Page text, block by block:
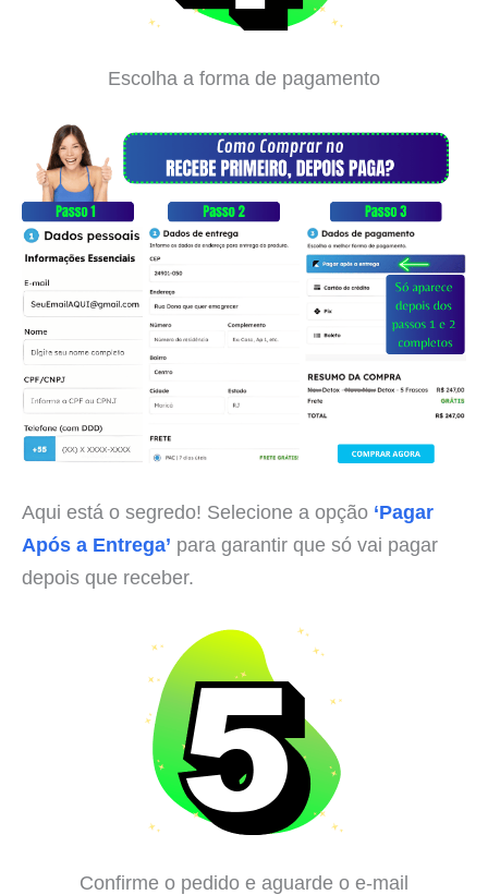
Escolha a forma de pagamento
Aqui está o segredo! Selecione a opção ‘Pagar
Após a Entrega’ para garantir que só vai pagar
depois que receber.
Confirme o pedido e aguarde o e-mail